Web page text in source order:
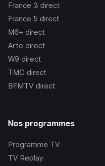
France 3 direct
France 5 direct
M6+ direct
Arte direct
W9 direct
TMC direct
BFMTV direct
Nos programmes
Programme TV
TV Replay